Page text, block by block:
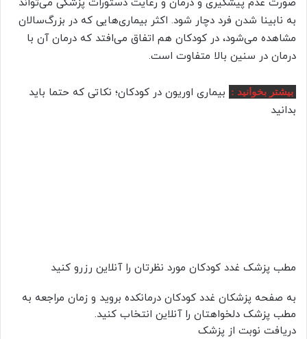
به نابینا شدن فرد دچار شود. اکثر بیماری‌هایی که در بزرگ‌سالان
مشاهده می‌شود، در کودکان هم اتفاق می‌افتد که درمان آن با
درمان در سنین بالا متفاوت است.
بیشتر بخوانید :
بیماری اوریون در کودکان؛ نکاتی که حتما باید
بدانید
مطب پزشک غدد کودکان مورد نظرتان را آنلاین رزرو کنید
به صفحه پزشکان غدد کودکان درمانکده بروید و زمان مراجعه به
مطب پزشک دلخواهتان را آنلاین انتخاب کنید.
دریافت نوبت از پزشک